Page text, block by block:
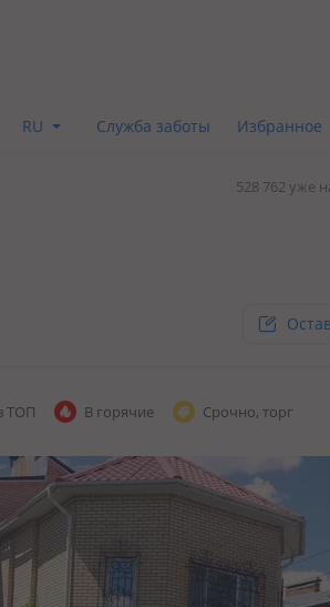
RU Служба заботы Избранное
528 762 уже
ТОП В горячие Срочно, торг